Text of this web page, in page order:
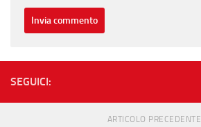
SEGUICI:
ARTICOLO PRECEDENTE